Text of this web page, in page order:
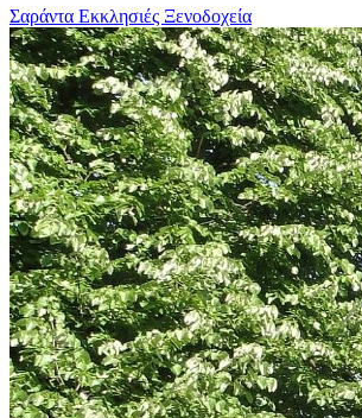
Σαράντα Εκκλησιές Ξενοδοχεία